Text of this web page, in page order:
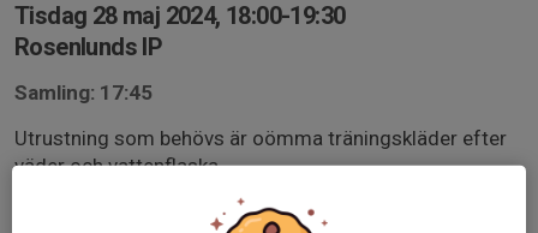
Tisdag 28 maj 2024, 18:00-19:30
Rosenlunds IP
Samling: 17:45
Utrustning som behövs är oömma träningskläder efter
väder och vattenflaska.